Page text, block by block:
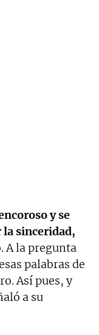
y se
la sinceridad,
A la pregunta
palabras de
Así pues, y
a su